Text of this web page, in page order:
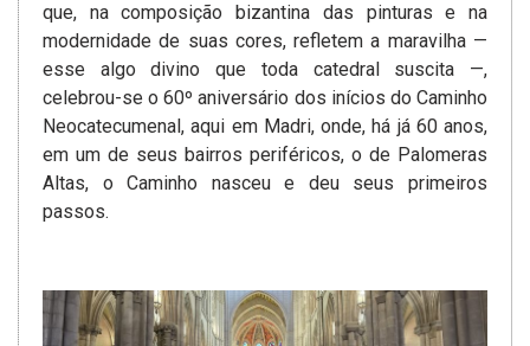
que, na composição bizantina das pinturas e na
modernidade de suas cores, refletem a maravilha —
esse algo divino que toda catedral suscita —,
celebrou-se o 60º aniversário dos inícios do Caminho
Neocatecumenal, aqui em Madri, onde, há já 60 anos,
em um de seus bairros periféricos, o de Palomeras
Altas, o Caminho nasceu e deu seus primeiros
passos.